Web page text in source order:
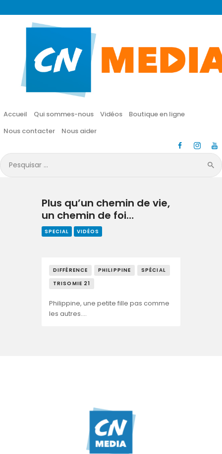
Accueil Qui sommes-nous Vidéos
Boutique en ligne
Nous contacter
Nous aider
Pesquisar
por:
CN MÉDIA
Une vie nouvelle en JESUS !
Accueil
Vidéos
Boutique en ligne
Nous aider
Plus qu’un chemin de vie,
un chemin de foi…
SPECIAL VIDÉOS
DIFFÉRENCE PHILIPPINE
SPÉCIAL
TRISOMIE 21
Philippine, une petite fille pas comme
les autres….